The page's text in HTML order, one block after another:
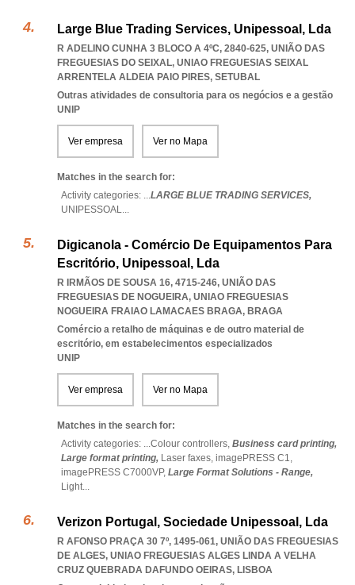
Large Blue Trading Services, Unipessoal, Lda
R ADELINO CUNHA 3 BLOCO A 4ºC, 2840-625, UNIÃO DAS
FREGUESIAS DO SEIXAL, UNIAO FREGUESIAS SEIXAL
ARRENTELA ALDEIA PAIO PIRES, SETUBAL
Outras atividades de consultoria para os negócios e a gestão
UNIP
Ver empresa Ver no Mapa
Matches in the search for:
Activity categories: ...LARGE BLUE TRADING SERVICES,
UNIPESSOAL...
Digicanola - Comércio De Equipamentos Para
Escritório, Unipessoal, Lda
R IRMÃOS DE SOUSA 16, 4715-246, UNIÃO DAS
FREGUESIAS DE NOGUEIRA, UNIAO FREGUESIAS
NOGUEIRA FRAIAO LAMACAES BRAGA, BRAGA
Comércio a retalho de máquinas e de outro material de
escritório, em estabelecimentos especializados
UNIP
Ver empresa Ver no Mapa
Matches in the search for:
Activity categories: ...Colour controllers, Business card printing,
Large format printing, Laser faxes, imagePRESS C1,
imagePRESS C7000VP, Large Format Solutions - Range,
Light...
Verizon Portugal, Sociedade Unipessoal, Lda
R AFONSO PRAÇA 30 7º, 1495-061, UNIÃO DAS FREGUESIAS
DE ALGES, UNIAO FREGUESIAS ALGES LINDA A VELHA
CRUZ QUEBRADA DAFUNDO OEIRAS, LISBOA